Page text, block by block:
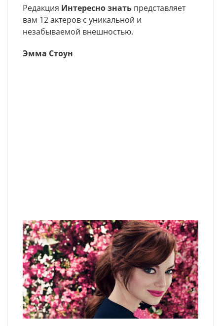
Редакция Интересно знать представляет
вам 12 актеров с уникальной и
незабываемой внешностью.
Эмма Стоун